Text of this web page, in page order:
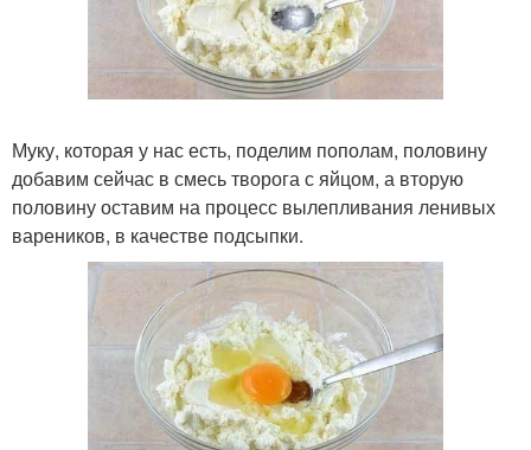
Муку, которая у нас есть, поделим пополам, половину
добавим сейчас в смесь творога с яйцом, а вторую
половину оставим на процесс вылепливания ленивых
вареников, в качестве подсыпки.